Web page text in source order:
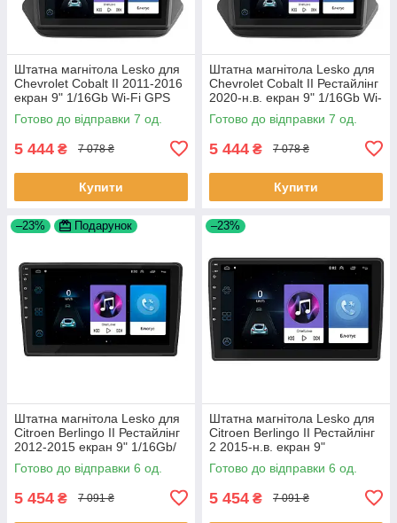
Штатна магнітола Lesko для
Chevrolet Cobalt II 2011-2016
екран 9" 1/16Gb Wi-Fi GPS
Base Шевроле Кобальт 7 шт.
Готово до відправки 7 од.
5 444 ₴ 7 078 ₴
Купити
Штатна магнітола Lesko для
Chevrolet Cobalt II Рестайлінг
2020-н.в. екран 9" 1/16Gb Wi-
Fi GPS Base 7 шт.
Готово до відправки 7 од.
5 444 ₴ 7 078 ₴
Купити
–23% Подарунок
Штатна магнітола Lesko для
Citroen Berlingo II Рестайлінг
2012-2015 екран 9" 1/16Gb/
Wi-Fi GPS Optima 6шт
Готово до відправки 6 од.
5 454 ₴ 7 091 ₴
–23%
Штатна магнітола Lesko для
Citroen Berlingo II Рестайлінг
2 2015-н.в. екран 9"
1/16Gb/Wi-Fi GPS Optima 6шт
Готово до відправки 6 од.
5 454 ₴ 7 091 ₴